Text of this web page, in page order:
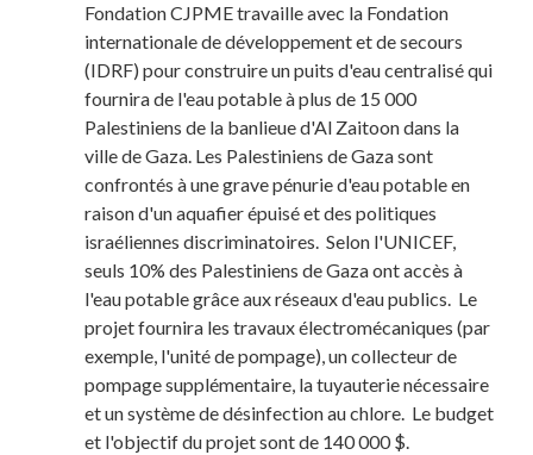
Fondation CJPME travaille avec la Fondation
internationale de développement et de secours
(IDRF) pour construire un puits d'eau centralisé qui
fournira de l'eau potable à plus de 15 000
Palestiniens de la banlieue d'Al Zaitoon dans la
ville de Gaza. Les Palestiniens de Gaza sont
confrontés à une grave pénurie d'eau potable en
raison d'un aquafier épuisé et des politiques
israéliennes discriminatoires. Selon l'UNICEF,
seuls 10% des Palestiniens de Gaza ont accès à
l'eau potable grâce aux réseaux d'eau publics. Le
projet fournira les travaux électromécaniques (par
exemple, l'unité de pompage), un collecteur de
pompage supplémentaire, la tuyauterie nécessaire
et un système de désinfection au chlore. Le budget
et l'objectif du projet sont de 140 000 $.